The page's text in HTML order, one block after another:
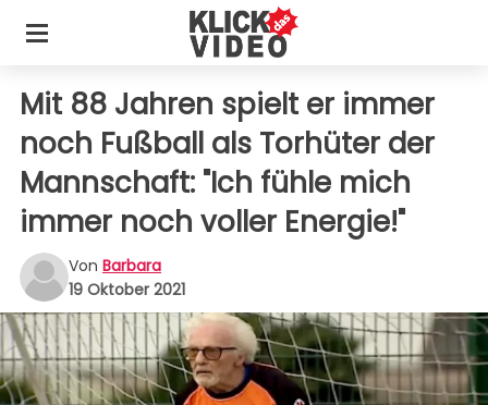
Mit 88 Jahren spielt er immer
noch Fußball als Torhüter der
Mannschaft: "Ich fühle mich
immer noch voller Energie!"
Von Barbara
19 Oktober 2021